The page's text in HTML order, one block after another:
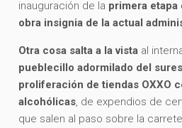
inauguración de la primera etapa
obra insignia de la actual
Otra cosa salta a la vista al
pueblecillo adormilado del
proliferación de tiendas OXXO
alcohólicas, de expendios de
que salen al paso sobre la